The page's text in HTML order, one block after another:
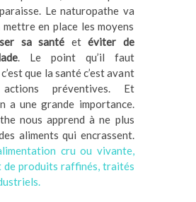
Le naturopathe va
en place les moyens
sa santé etéviter de
. Le point qu’il faut
que la santé c’est avant
préventives. Et
a une grande importance.
nous apprend à ne plus
aliments qui encrassent.
cru ou vivante,
de produits raffinés, traités